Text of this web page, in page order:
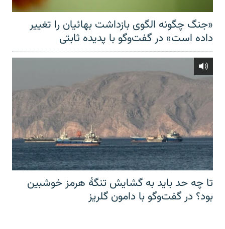
«جنگ چگونه الگوی بازداشت بهائیان را تغییر
داده است» در گفت‌وگو با پدیده ثابتی
تا چه حد باید به گشایش تنگهٔ هرمز خوشبین
بود؟ در گفت‌وگو با دامون گلریز